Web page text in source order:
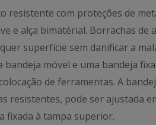
resistente com proteções de
e alça bimatérial. Borrachas de
superfície sem danificar a
móvel e uma bandeja
de ferramentas. A
resistentes, pode ser ajustada
fixada à tampa superior.